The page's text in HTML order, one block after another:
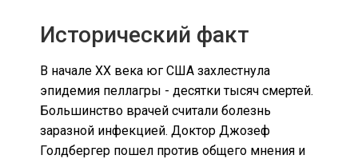
Исторический факт
В начале XX века юг США захлестнула
эпидемия пеллагры - десятки тысяч смертей.
Большинство врачей считали болезнь
заразной инфекцией. Доктор Джозеф
Голдбергер пошел против общего мнения и